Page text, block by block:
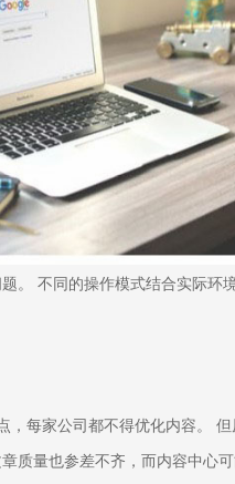
。 不同的操作模式结合实际环
，每家公司都不得优化内容。
质量也参差不齐，而内容中心